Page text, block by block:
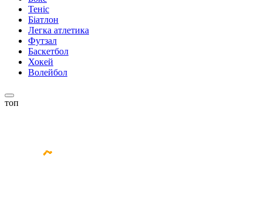
Теніс
Біатлон
Легка атлетика
Футзал
Баскетбол
Хокей
Волейбол
топ